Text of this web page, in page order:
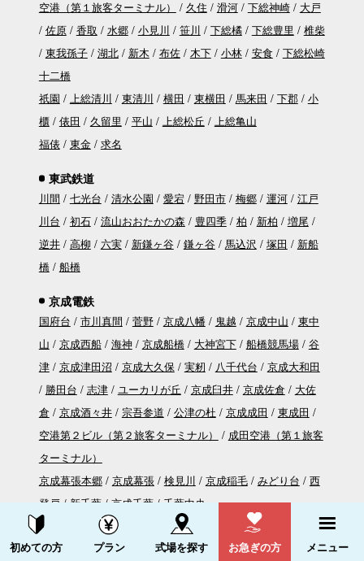
空港（第１旅客ターミナル）
久住 滑河 下総神崎
大戸
佐原
香取 水郷 小見川 笹川 下総橘 下総豊里
椎柴
東我孫子
湖北 新木 布佐 木下 小林 安食
下総松崎
十二橋
祇園
上総清川 東清川 横田 東横田 馬来田 下郡
小
櫃
俵田 久留里 平山 上総松丘
上総亀山
福俵
東金 求名
東武鉄道
川間 七光台 清水公園 愛宕 野田市 梅郷 運河
江戸
川台
初石 流山おおたかの森 豊四季 柏 新柏
増尾
逆井
高柳 六実 新鎌ヶ谷 鎌ヶ谷 馬込沢 塚田
新船
橋
船橋
京成電鉄
国府台 市川真間 菅野 京成八幡 鬼越 京成中山
東中
山
京成西船 海神 京成船橋 大神宮下 船橋競馬場
谷
津
京成津田沼 京成大久保 実籾 八千代台
京成大和田
勝田台
志津 ユーカリが丘 京成臼井 京成佐倉
大佐
倉
京成酒々井 宗吾参道 公津の杜 京成成田
東成田
空港第２ビル（第２旅客ターミナル）
成田空港（第１旅客
ターミナル）
京成幕張本郷
京成幕張 検見川 京成稲毛 みどり台
西
登戸
新千葉 京成千葉
千葉中央
千葉寺
大森台 おゆみ野
ちはら台
東松戸
新鎌ヶ谷 千葉ニュータウン中央 印旛日本医大
資料請求する 電話をかける
初めての方 プラン 式場を探す お急ぎの方 メニュー